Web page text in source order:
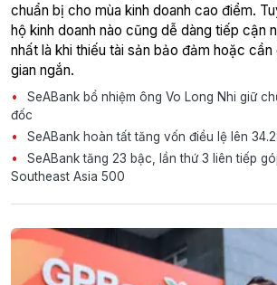
chuẩn bị cho mùa kinh doanh cao điểm.
hộ kinh doanh nào cũng dễ dàng tiếp cận
nhất là khi thiếu tài sản bảo đảm hoặc cần
gian ngắn.
SeABank bổ nhiệm ông Vo Long Nhi giữ
đốc
SeABank hoàn tất tăng vốn điều lệ lên
SeABank tăng 23 bậc, lần thứ 3 liên tiếp
Southeast Asia 500